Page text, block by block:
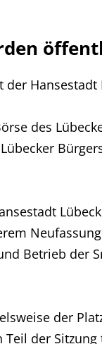
Hansestadt
des
Betrieb der
der
der